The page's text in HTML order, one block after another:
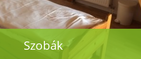
Szobák